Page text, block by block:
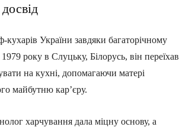
України завдяки багаторічному
року в Слуцьку, Білорусь, він переїхав
на кухні, допомагаючи матері
майбутню кар’єру.
харчування дала міцну основу, а